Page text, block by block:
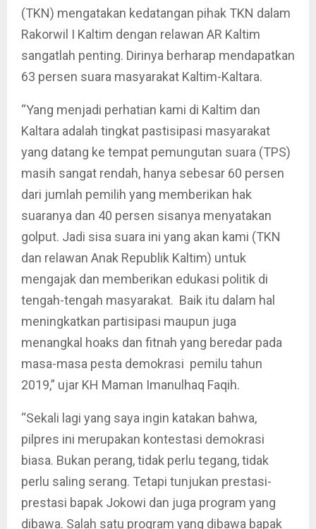
(TKN) mengatakan kedatangan pihak TKN dalam
Rakorwil I Kaltim dengan relawan AR Kaltim
sangatlah penting. Dirinya berharap mendapatkan
63 persen suara masyarakat Kaltim-Kaltara.
“Yang menjadi perhatian kami di Kaltim dan
Kaltara adalah tingkat pastisipasi masyarakat
yang datang ke tempat pemungutan suara (TPS)
masih sangat rendah, hanya sebesar 60 persen
dari jumlah pemilih yang memberikan hak
suaranya dan 40 persen sisanya menyatakan
golput. Jadi sisa suara ini yang akan kami (TKN
dan relawan Anak Republik Kaltim) untuk
mengajak dan memberikan edukasi politik di
tengah-tengah masyarakat. Baik itu dalam hal
meningkatkan partisipasi maupun juga
menangkal hoaks dan fitnah yang beredar pada
masa-masa pesta demokrasi pemilu tahun
2019,” ujar KH Maman Imanulhaq Faqih.
“Sekali lagi yang saya ingin katakan bahwa,
pilpres ini merupakan kontestasi demokrasi
biasa. Bukan perang, tidak perlu tegang, tidak
perlu saling serang. Tetapi tunjukan prestasi-
prestasi bapak Jokowi dan juga program yang
dibawa. Salah satu program yang dibawa bapak